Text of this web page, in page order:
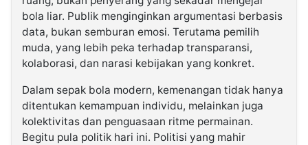
bola liar. Publik menginginkan argumentasi berbasis
data, bukan semburan emosi. Terutama pemilih
muda, yang lebih peka terhadap transparansi,
kolaborasi, dan narasi kebijakan yang konkret.
Dalam sepak bola modern, kemenangan tidak hanya
ditentukan kemampuan individu, melainkan juga
kolektivitas dan penguasaan ritme permainan.
Begitu pula politik hari ini. Politisi yang mahir